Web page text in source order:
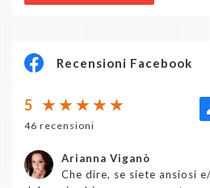
Recensioni Facebook
5
46 recensioni
Arianna Viganò
Che dire, se siete ansiosi